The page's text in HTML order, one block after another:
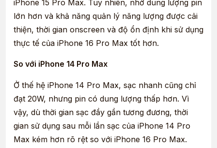
Thời gian sạc
đầy
Gần tương
đương
Gần tương
đương
Thời gian sử
dụng thực tế
Thấp nhất
lượng
Độ ổn định
khi sạc & sử
dụng
Trung bình Tốt
iPhone 15 Pro Max. Tuy nhiên, nhờ dung lượng pin
lớn hơn và khả năng quản lý năng lượng được cải
thiện, thời gian onscreen và độ ổn định khi sử dụng
thực tế của iPhone 16 Pro Max tốt hơn.
So với iPhone 14 Pro Max
Ở thế hệ iPhone 14 Pro Max, sạc nhanh cũng chỉ
đạt 20W, nhưng pin có dung lượng thấp hơn. Vì
vậy, dù thời gian sạc đầy gần tương đương, thời
gian sử dụng sau mỗi lần sạc của iPhone 14 Pro
Max kém hơn rõ rệt so với iPhone 16 Pro Max.